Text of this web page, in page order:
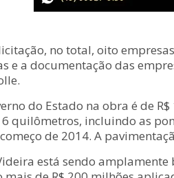
no total, oito
e a documentação das
do Estado na obra é de
quilômetros, incluindo as
de 2014. A
está sendo